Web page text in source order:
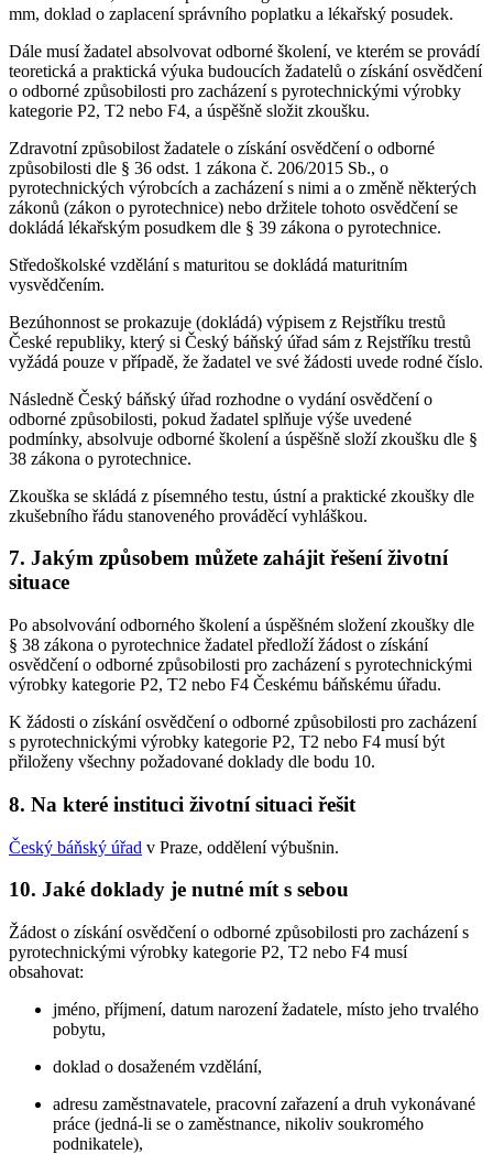
mm, doklad o zaplacení správního poplatku a lékařský posudek.
Dále musí žadatel absolvovat odborné školení, ve kterém se provádí
teoretická a praktická výuka budoucích žadatelů o získání osvědčení
o odborné způsobilosti pro zacházení s pyrotechnickými výrobky
kategorie P2, T2 nebo F4, a úspěšně složit zkoušku.
Zdravotní způsobilost žadatele o získání osvědčení o odborné
způsobilosti dle § 36 odst. 1 zákona č. 206/2015 Sb., o
pyrotechnických výrobcích a zacházení s nimi a o změně některých
zákonů (zákon o pyrotechnice) nebo držitele tohoto osvědčení se
dokládá lékařským posudkem dle § 39 zákona o pyrotechnice.
Středoškolské vzdělání s maturitou se dokládá maturitním
vysvědčením.
Bezúhonnost se prokazuje (dokládá) výpisem z Rejstříku trestů
České republiky, který si Český báňský úřad sám z Rejstříku trestů
vyžádá pouze v případě, že žadatel ve své žádosti uvede rodné číslo.
Následně Český báňský úřad rozhodne o vydání osvědčení o
odborné způsobilosti, pokud žadatel splňuje výše uvedené
podmínky, absolvuje odborné školení a úspěšně složí zkoušku dle §
38 zákona o pyrotechnice.
Zkouška se skládá z písemného testu, ústní a praktické zkoušky dle
zkušebního řádu stanoveného prováděcí vyhláškou.
7. Jakým způsobem můžete zahájit řešení životní
situace
Po absolvování odborného školení a úspěšném složení zkoušky dle
§ 38 zákona o pyrotechnice žadatel předloží žádost o získání
osvědčení o odborné způsobilosti pro zacházení s pyrotechnickými
výrobky kategorie P2, T2 nebo F4 Českému báňskému úřadu.
K žádosti o získání osvědčení o odborné způsobilosti pro zacházení
s pyrotechnickými výrobky kategorie P2, T2 nebo F4 musí být
přiloženy všechny požadované doklady dle bodu 10.
8. Na které instituci životní situaci řešit
Český báňský úřad v Praze, oddělení výbušnin.
10. Jaké doklady je nutné mít s sebou
Žádost o získání osvědčení o odborné způsobilosti pro zacházení s
pyrotechnickými výrobky kategorie P2, T2 nebo F4 musí
obsahovat:
jméno, příjmení, datum narození žadatele, místo jeho trvalého
pobytu,
doklad o dosaženém vzdělání,
adresu zaměstnavatele, pracovní zařazení a druh vykonávané
práce (jedná-li se o zaměstnance, nikoliv soukromého
podnikatele),